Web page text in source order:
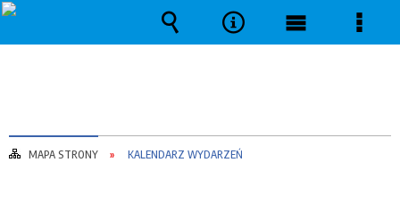
MAPA STRONY KALENDARZ WYDARZEŃ
Wyszukiwarka
Narzędzia
Menu Menu